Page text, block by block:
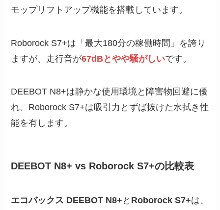
モップリフトアップ機能を搭載しています。
Roborock S7+は「最大180分の稼働時間」を誇り
ますが、走行音が67dBとやや騒がしいです。
DEEBOT N8+は静かな使用環境と障害物回避に優
れ、Roborock S7+は吸引力とずば抜けた水拭き性
能を有します。
DEEBOT N8+ vs Roborock S7+の比較表
エコバックス DEEBOT N8+ と Roborock S7+は、